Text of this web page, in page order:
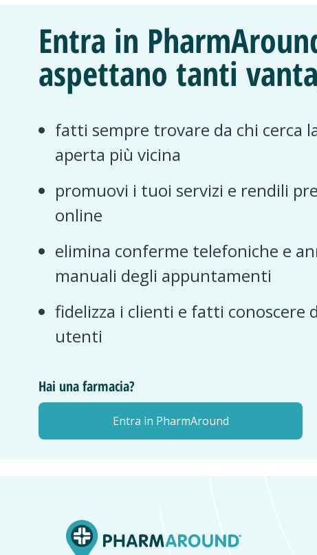
Entra in
aspettano tanti
fatti sempre trovare da chi cerca
aperta più vicina
promuovi i tuoi servizi e rendili
online
elimina conferme telefoniche e
manuali degli appuntamenti
fidelizza i clienti e fatti conoscere
utenti
Hai una farmacia?
Entra in PharmAround